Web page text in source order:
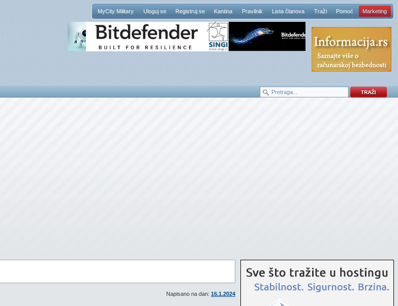
MyCity Military Uloguj se Registruj se Kantina Pravilnik Lista članova Traži Pomoć Marketing
Napisano na dan: 16.1.2024